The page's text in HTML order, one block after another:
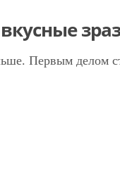
Первым делом